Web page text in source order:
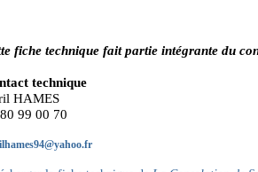
fiche technique fait partie intégrante du
technique
HAMES
99 00 70